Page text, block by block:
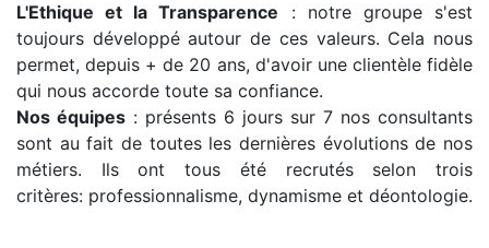
L'Ethique et la Transparence : notre groupe s'est
toujours développé autour de ces valeurs. Cela nous
permet, depuis + de 20 ans, d'avoir une clientèle fidèle
qui nous accorde toute sa confiance.
Nos équipes : présents 6 jours sur 7 nos consultants
sont au fait de toutes les dernières évolutions de nos
métiers. Ils ont tous été recrutés selon trois
critères: professionnalisme, dynamisme et déontologie.